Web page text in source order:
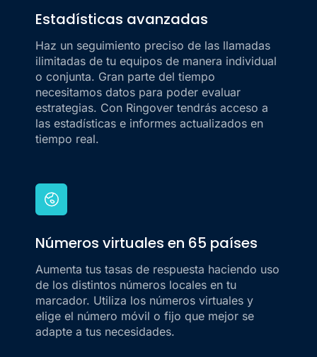
Estadísticas avanzadas
Haz un seguimiento preciso de las llamadas
ilimitadas de tu equipos de manera individual
o conjunta. Gran parte del tiempo
necesitamos datos para poder evaluar
estrategias. Con Ringover tendrás acceso a
las estadísticas e informes actualizados en
tiempo real.
Números virtuales en 65 países
Aumenta tus tasas de respuesta haciendo uso
de los distintos números locales en tu
marcador. Utiliza los números virtuales y
elige el número móvil o fijo que mejor se
adapte a tus necesidades.